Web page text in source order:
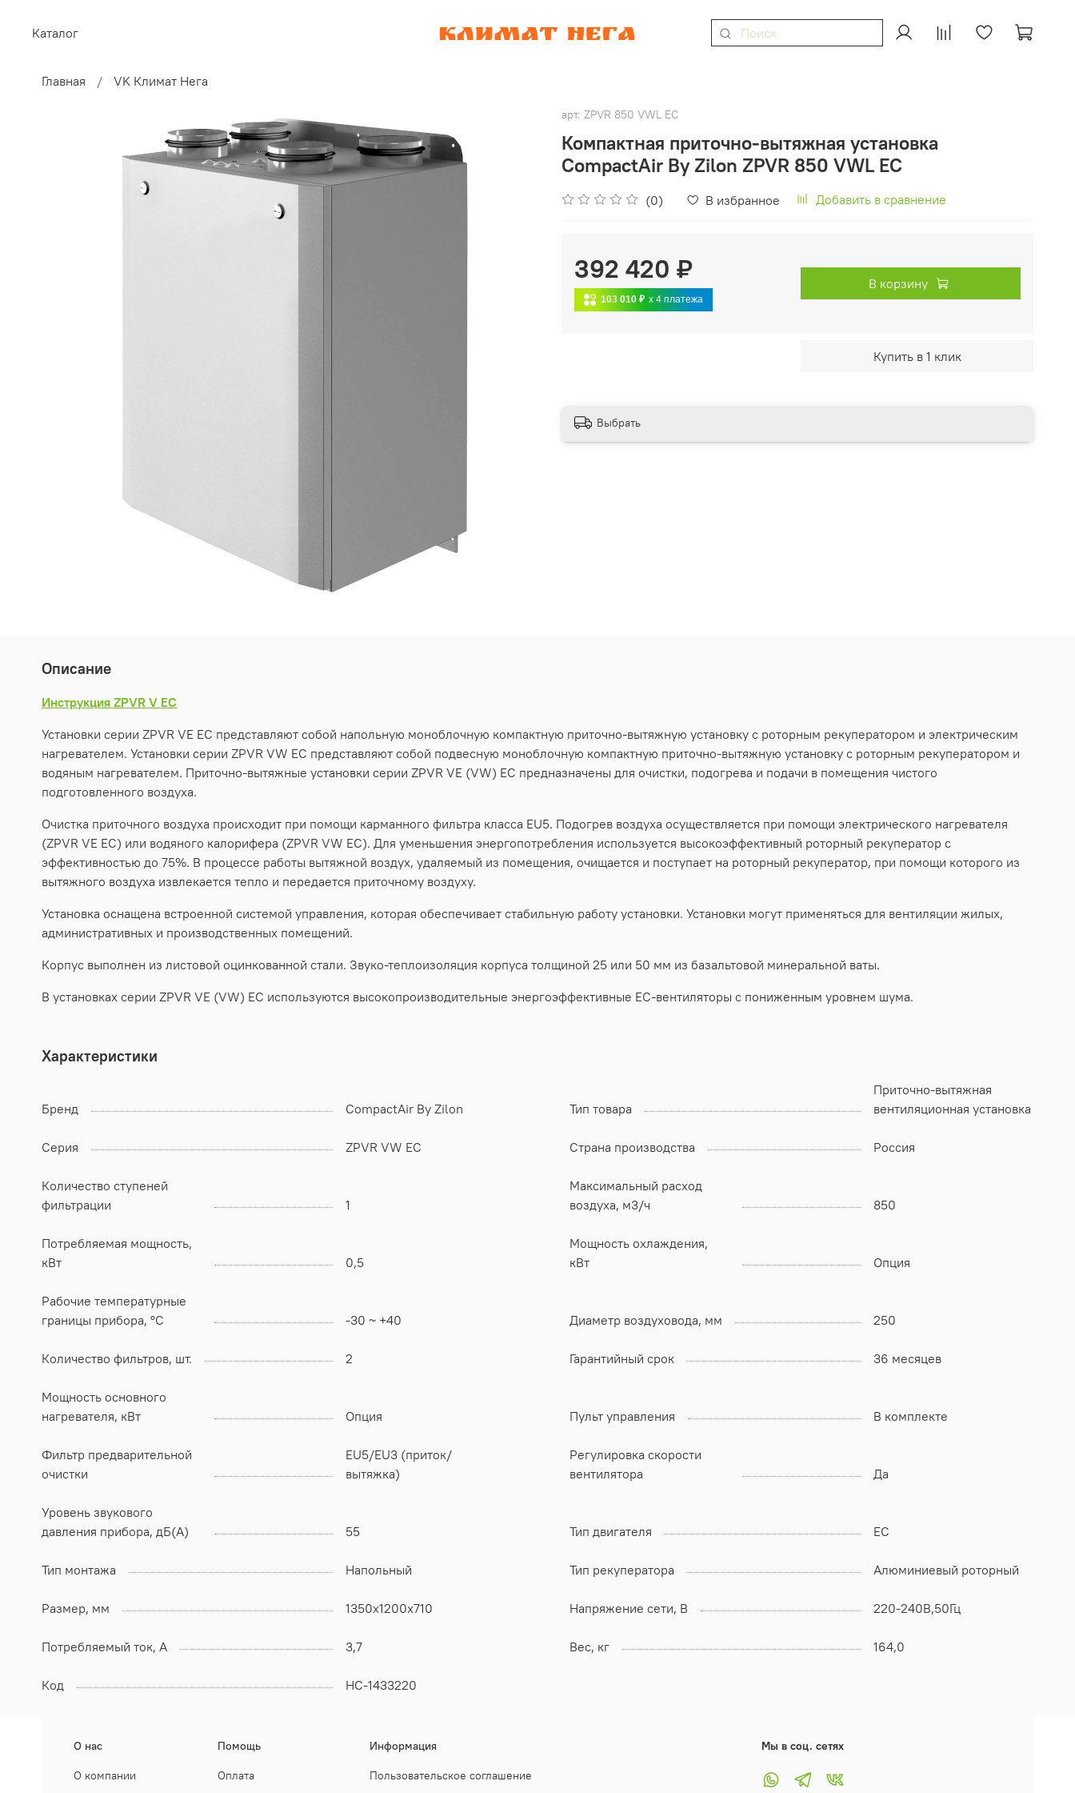
Каталог
Главная VK Климат Нега
арт. ZPVR 850 VWL EC
Компактная приточно-вытяжная установка
CompactAir By Zilon ZPVR 850 VWL EC
(0) В избранное Добавить в сравнение
392 420 ₽
103 010 ₽ x 4 платежа
В корзину
Купить в 1 клик
Выбрать
Описание
Инструкция ZPVR V EC
Установки серии ZPVR VE EC представляют собой напольную моноблочную компактную приточно-вытяжную установку с роторным рекуператором и электрическим
нагревателем. Установки серии ZPVR VW EC представляют собой подвесную моноблочную компактную приточно-вытяжную установку с роторным рекуператором и
водяным нагревателем. Приточно-вытяжные установки серии ZPVR VE (VW) EC предназначены для очистки, подогрева и подачи в помещения чистого
подготовленного воздуха.
Очистка приточного воздуха происходит при помощи карманного фильтра класса EU5. Подогрев воздуха осуществляется при помощи электрического нагревателя
(ZPVR VE EC) или водяного калорифера (ZPVR VW EC). Для уменьшения энергопотребления используется высокоэффективный роторный рекуператор с
эффективностью до 75%. В процессе работы вытяжной воздух, удаляемый из помещения, очищается и поступает на роторный рекуператор, при помощи которого из
вытяжного воздуха извлекается тепло и передается приточному воздуху.
Установка оснащена встроенной системой управления, которая обеспечивает стабильную работу установки. Установки могут применяться для вентиляции жилых,
административных и производственных помещений.
Корпус выполнен из листовой оцинкованной стали. Звуко-теплоизоляция корпуса толщиной 25 или 50 мм из базальтовой минеральной ваты.
В установках серии ZPVR VE (VW) EC используются высокопроизводительные энергоэффективные ЕС-вентиляторы с пониженным уровнем шума.
Характеристики
Бренд CompactAir By Zilon Тип товара
Приточно-вытяжная
вентиляционная установка
Серия ZPVR VW EC Страна производства Россия
Количество ступеней
фильтрации
1
Максимальный расход
воздуха, м3/ч
850
Потребляемая мощность,
кВт
0,5
Мощность охлаждения,
кВт
Опция
Рабочие температурные
границы прибора, °C
-30 ~ +40 Диаметр воздуховода, мм 250
Количество фильтров, шт. 2 Гарантийный срок 36 месяцев
Мощность основного
нагревателя, кВт
Опция Пульт управления В комплекте
Фильтр предварительной
очистки
EU5/EU3 (приток/
вытяжка)
Регулировка скорости
вентилятора
Да
Уровень звукового
давления прибора, дБ(А)
55 Тип двигателя EC
Тип монтажа Напольный Тип рекуператора Алюминиевый роторный
Размер, мм 1350x1200x710 Напряжение сети, В 220-240В,50Гц
Потребляемый ток, А 3,7 Вес, кг 164,0
Код НС-1433220
О нас
О компании
Помощь
Оплата
Информация
Пользовательское соглашение
Мы в соц. сетях